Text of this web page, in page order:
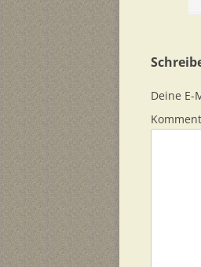
Deine